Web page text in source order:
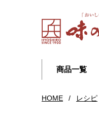
商品一覧
HOME / レシピ